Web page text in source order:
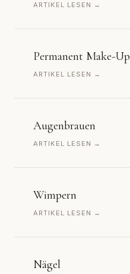
ARTIKEL LESEN →
Permanent Make-Up
ARTIKEL LESEN →
Augenbrauen
ARTIKEL LESEN →
Wimpern
ARTIKEL LESEN →
Nägel